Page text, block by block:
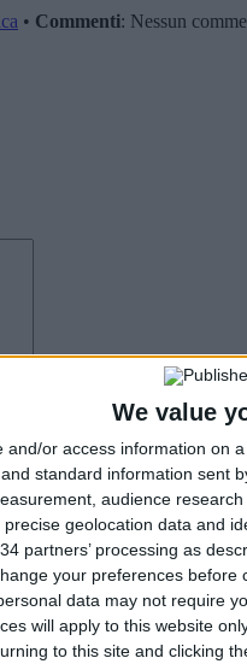
We value
and/or access information on
standard information sent
audience
geolocation data and
partners’ processing as
your preferences before
data may not require
will apply to this website
to this site and clicking
• Commenti: Nessun